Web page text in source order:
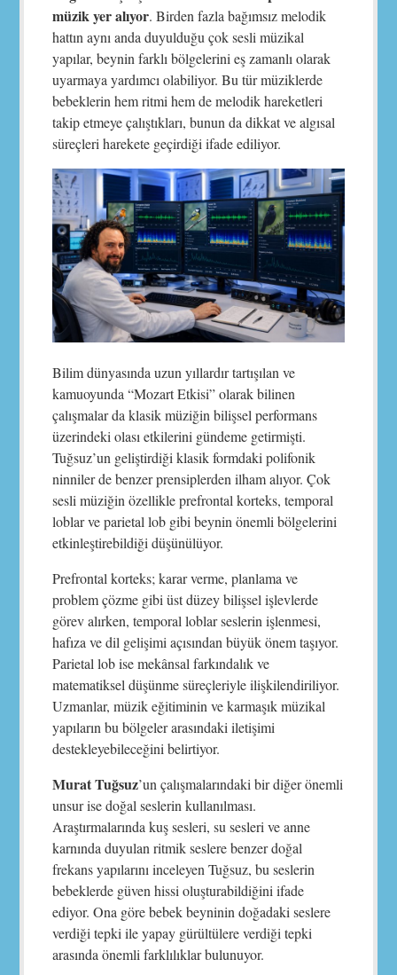
müzik yer alıyor. Birden fazla bağımsız melodik
hattın aynı anda duyulduğu çok sesli müzikal
yapılar, beynin farklı bölgelerini eş zamanlı olarak
uyarmaya yardımcı olabiliyor. Bu tür müziklerde
bebeklerin hem ritmi hem de melodik hareketleri
takip etmeye çalıştıkları, bunun da dikkat ve algısal
süreçleri harekete geçirdiği ifade ediliyor.
Bilim dünyasında uzun yıllardır tartışılan ve
kamuoyunda “Mozart Etkisi” olarak bilinen
çalışmalar da klasik müziğin bilişsel performans
üzerindeki olası etkilerini gündeme getirmişti.
Tuğsuz’un geliştirdiği klasik formdaki polifonik
ninniler de benzer prensiplerden ilham alıyor. Çok
sesli müziğin özellikle prefrontal korteks, temporal
loblar ve parietal lob gibi beynin önemli bölgelerini
etkinleştirebildiği düşünülüyor.
Prefrontal korteks; karar verme, planlama ve
problem çözme gibi üst düzey bilişsel işlevlerde
görev alırken, temporal loblar seslerin işlenmesi,
hafıza ve dil gelişimi açısından büyük önem taşıyor.
Parietal lob ise mekânsal farkındalık ve
matematiksel düşünme süreçleriyle ilişkilendiriliyor.
Uzmanlar, müzik eğitiminin ve karmaşık müzikal
yapıların bu bölgeler arasındaki iletişimi
destekleyebileceğini belirtiyor.
Murat Tuğsuz’un çalışmalarındaki bir diğer önemli
unsur ise doğal seslerin kullanılması.
Araştırmalarında kuş sesleri, su sesleri ve anne
karnında duyulan ritmik seslere benzer doğal
frekans yapılarını inceleyen Tuğsuz, bu seslerin
bebeklerde güven hissi oluşturabildiğini ifade
ediyor. Ona göre bebek beyninin doğadaki seslere
verdiği tepki ile yapay gürültülere verdiği tepki
arasında önemli farklılıklar bulunuyor.